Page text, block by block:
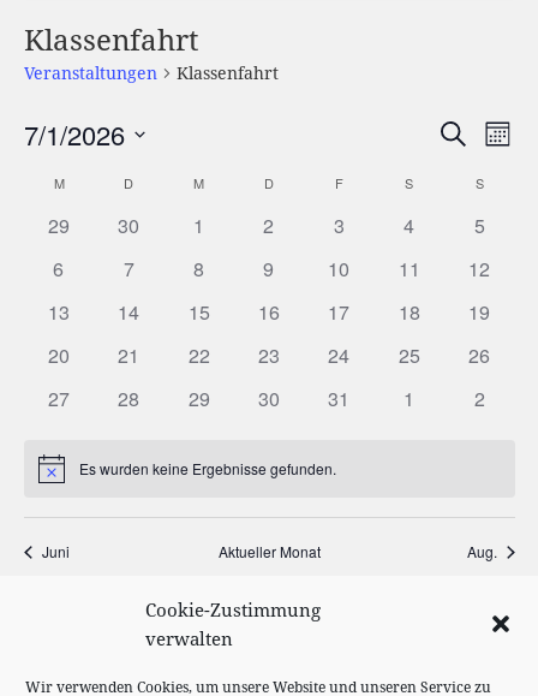
Cookie-Zustimmung
verwalten
Wir verwenden Cookies, um unsere Website und unseren Service zu
Klassenfahrt
Veranstaltungen Klassenfahrt
SUCHE
7/1/2026
wählen.
Kalender
von
MMONTAG D DIENSTAGM MITTWOCH
DDONNERSTAG
FFREITAG S SAMSTAGS
29 30 1 2 3 4
5
6
7 8 9 10 11
12
13
14 15 16 17 18
19
20
21 22 23 24 25
26
27
28 29 30 31 1 2
HinweisEs wurden keine Ergebnisse gefunden.
Juni Aktueller Monat Aug.
KALENDER ABONNIEREN